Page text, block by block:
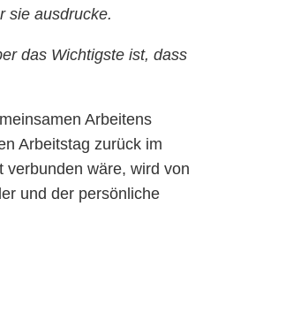
sie ausdrucke.
das Wichtigste ist, dass
Arbeitens
Arbeitstag zurück im
verbunden wäre, wird von
und der persönliche